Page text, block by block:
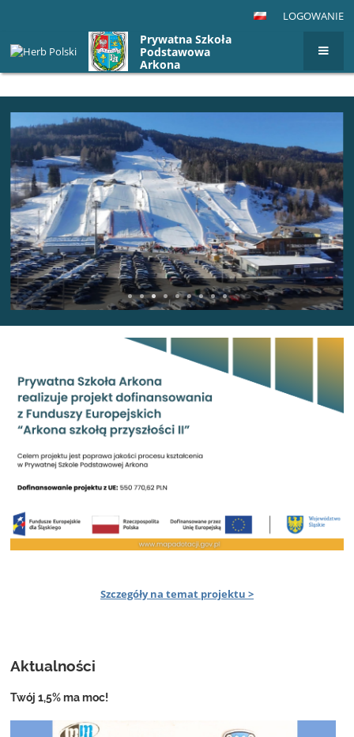
LOGOWANIE
Prywatna Szkoła
Podstawowa
Arkona
główna
Szczegóły na temat projektu >
Aktualności
Twój 1,5% ma moc!